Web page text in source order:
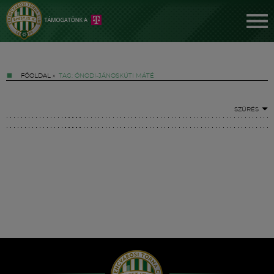
FŐOLDAL » TAG: ÓNODI-JÁNOSKÚTI MÁTÉ
SZŰRÉS
Hírek